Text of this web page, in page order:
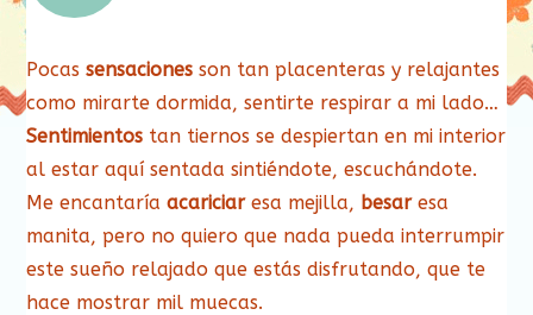
Pocassensaciones son tan placenteras y relajantes
como mirarte dormida, sentirte respirar a mi lado…
Sentimientos tan tiernos se despiertan en mi interior
al estar aquí sentada sintiéndote, escuchándote.
Me encantaríaacariciaresa mejilla, besaresa
manita, pero no quiero que nada pueda interrumpir
este sueño relajado que estás disfrutando, que te
hace mostrar mil muecas.